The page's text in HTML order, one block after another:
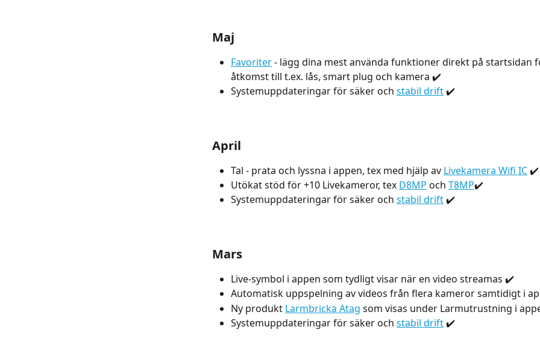
Maj
Favoriter - lägg dina mest använda funktioner direkt på startsidan
åtkomst till t.ex. lås, smart plug och kamera ✔️
Systemuppdateringar för säker och stabil drift ✔️
April
Tal - prata och lyssna i appen, tex med hjälp av Livekamera Wifi IC ✔️
Utökat stöd för +10 Livekameror, tex D8MP och T8MP✔️
Systemuppdateringar för säker och stabil drift ✔️
Mars
Live-symbol i appen som tydligt visar när en video streamas ✔️
Automatisk uppspelning av videos från flera kameror samtidigt i
Ny produkt Larmbricka Atag som visas under Larmutrustning i
Systemuppdateringar för säker och stabil drift ✔️